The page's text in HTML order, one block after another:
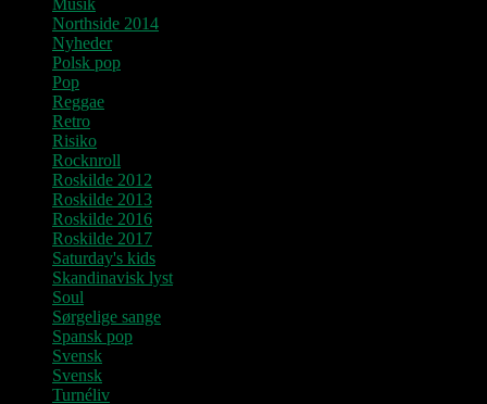
Musik
Northside 2014
Nyheder
Polsk pop
Pop
Reggae
Retro
Risiko
Rocknroll
Roskilde 2012
Roskilde 2013
Roskilde 2016
Roskilde 2017
Saturday's kids
Skandinavisk lyst
Soul
Sørgelige sange
Spansk pop
Svensk
Svensk
Turnéliv